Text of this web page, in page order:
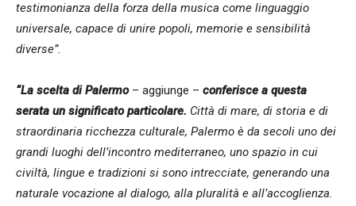
testimonianza della forza della musica come linguaggio
universale, capace di unire popoli, memorie e sensibilità
diverse”.
“La scelta di Palermo – aggiunge – conferisce a questa
serata un significato particolare. Città di mare, di storia e di
straordinaria ricchezza culturale, Palermo è da secoli uno dei
grandi luoghi dell’incontro mediterraneo, uno spazio in cui
civiltà, lingue e tradizioni si sono intrecciate, generando una
naturale vocazione al dialogo, alla pluralità e all’accoglienza.